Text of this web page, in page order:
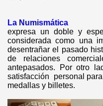
La Numismática
expresa un doble y
considerada como una
desentrañar el pasado
de relaciones
antepasados. Por otro
satisfacción personal
medallas y billetes.
VII